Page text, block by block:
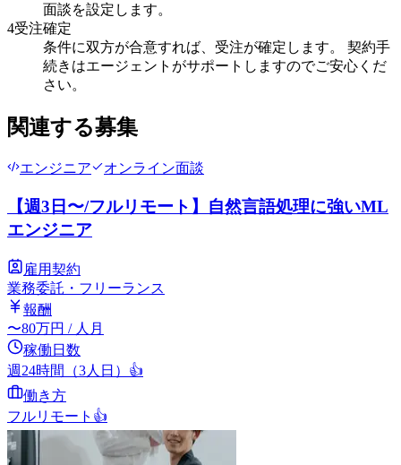
面談を設定します。
4受注確定
条件に双方が合意すれば、受注が確定します。 契約手
続きはエージェントがサポートしますのでご安心くだ
さい。
関連する募集
エンジニア オンライン面談
【週3日〜/フルリモート】自然言語処理に強いML
エンジニア
雇用契約
業務委託・フリーランス
報酬
〜80万円 / 人月
稼働日数
週24時間（3人日） 👍
働き方
フルリモート 👍